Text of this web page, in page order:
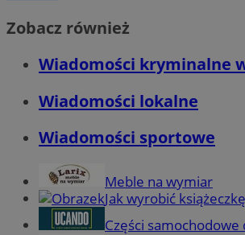
Zobacz również
Wiadomości kryminalne
Wiadomości lokalne
Wiadomości sportowe
Meble na wymiar
Jak wyrobić
Części samochodowe